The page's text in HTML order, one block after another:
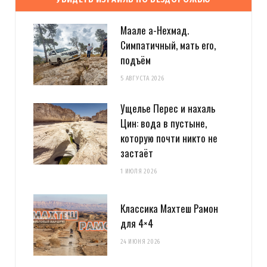
Маале а-Нехмад.
Симпатичный, мать его,
подъём
5 АВГУСТА 2026
Ущелье Перес и нахаль
Цин: вода в пустыне,
которую почти никто не
застаёт
1 ИЮЛЯ 2026
Классика Махтеш Рамон
для 4×4
24 ИЮНЯ 2026